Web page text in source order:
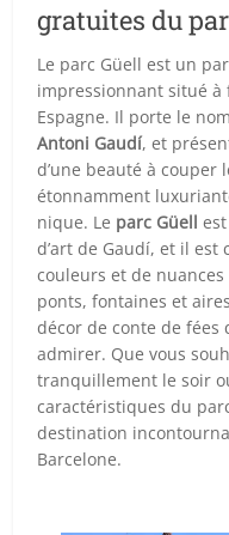
gratuites du
Le parc Güell est un
impressionnant situé à
Espagne. Il porte le
Antoni Gaudí, et
d’une beauté à couper
étonnamment
nique. Le parc Güell
d’art de Gaudí, et il
couleurs et de
ponts, fontaines et
décor de conte de
admirer. Que vous
tranquillement le soir
caractéristiques du
destination
Barcelone.